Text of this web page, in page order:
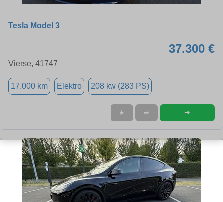
Tesla Model 3
37.300 €
Vierse, 41747
17.000 km Elektro 208 kw (283 PS)
★ ➦ ➜